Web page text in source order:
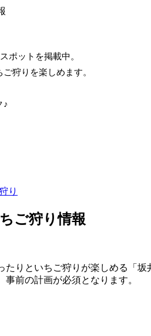
ポットを掲載中。
狩りを楽しめます。
♪
り
ご狩り情報
りといちご狩りが楽しめる「
前の計画が必須となります。